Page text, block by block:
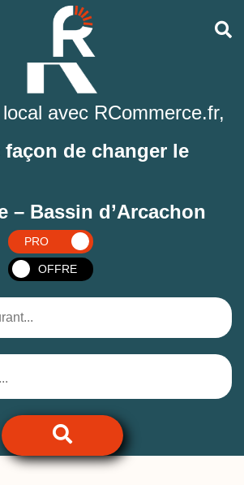
avec RCommerce.fr,
de changer le
– Bassin d’Arcachon
PRO
OFFRE